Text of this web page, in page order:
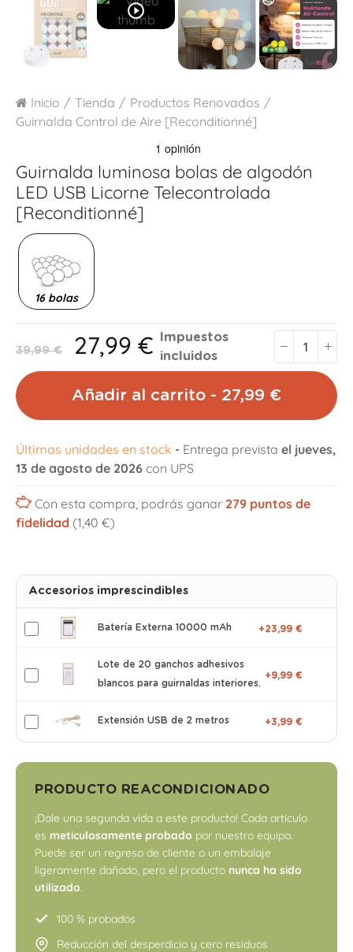
play_circle_outline
Inicio Tienda
Productos Renovados
Guirnalda Control de Aire [Reconditionné]
Guirnalda luminosa bolas de algodón
LED USB Licorne Telecontrolada
[Reconditionné]
16 bolas
39,99 € 27,99 €
Impuestos
incluidos
Añadir al carrito - 27,99 €
Últimas unidades en stock - Entrega prevista el jueves,
13 de agosto de 2026 con UPS
Con esta compra, podrás ganar 279puntos de
fidelidad (1,40 €)
Accesorios imprescindibles
Batería Externa 10000 mAh +23,99 €
Lote de 20 ganchos adhesivos
blancos para guirnaldas interiores.
+9,99 €
Extensión USB de 2 metros +3,99 €
PRODUCTO REACONDICIONADO
¡Dale una segunda vida a este producto! Cada artículo
es meticulosamente probado por nuestro equipo.
Puede ser un regreso de cliente o un embalaje
ligeramente dañado, pero el producto nunca ha sido
utilizado.
100 % probados
Reducción del desperdicio y cero residuos